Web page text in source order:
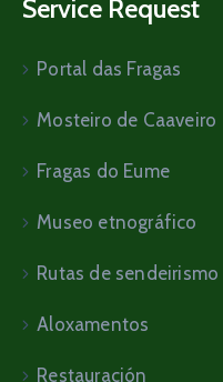
Service Request
Portal das Fragas
Mosteiro de Caaveiro
Fragas do Eume
Museo etnográfico
Rutas de sendeirismo
Aloxamentos
Restauración